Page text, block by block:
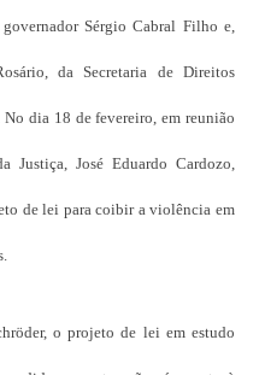
Sérgio Cabral Filho e,
da Secretaria de Direitos
dia 18 de fevereiro, em reunião
Justiça, José Eduardo Cardozo,
de lei para coibir a violência em
o projeto de lei em estudo